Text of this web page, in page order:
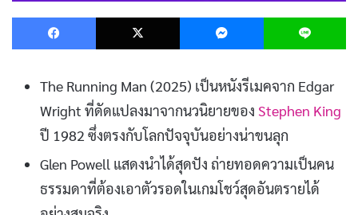
Facebook X Messenger
The Running Man (2025) เป็นหนังรีเมคจาก Edgar
Wright ที่ดัดแปลงมาจากนวนิยายของ Stephen King
ปี 1982 ซึ่งตรงกับโลกปัจจุบันอย่างน่าขนลุก
Glen Powell แสดงนำได้สุดปัง ถ่ายทอดความเป็นคน
ธรรมดาที่ต้องเอาตัวรอดในเกมโชว์สุดอันตรายได้